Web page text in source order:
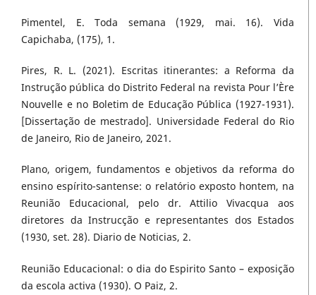
Pimentel, E. Toda semana (1929, mai. 16). Vida
Capichaba, (175), 1.
Pires, R. L. (2021). Escritas itinerantes: a Reforma da
Instrução pública do Distrito Federal na revista Pour l’Ère
Nouvelle e no Boletim de Educação Pública (1927-1931).
[Dissertação de mestrado]. Universidade Federal do Rio
de Janeiro, Rio de Janeiro, 2021.
Plano, origem, fundamentos e objetivos da reforma do
ensino espírito-santense: o relatório exposto hontem, na
Reunião Educacional, pelo dr. Attilio Vivacqua aos
diretores da Instrucção e representantes dos Estados
(1930, set. 28). Diario de Noticias, 2.
Reunião Educacional: o dia do Espirito Santo – exposição
da escola activa (1930). O Paiz, 2.